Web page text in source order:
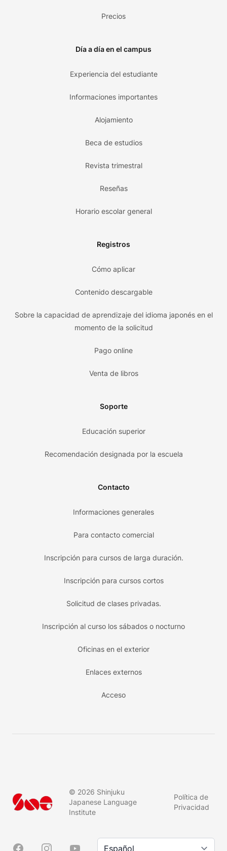
Precios
Día a día en el campus
Experiencia del estudiante
Informaciones importantes
Alojamiento
Beca de estudios
Revista trimestral
Reseñas
Horario escolar general
Registros
Cómo aplicar
Contenido descargable
Sobre la capacidad de aprendizaje del idioma japonés en el
momento de la solicitud
Pago online
Venta de libros
Soporte
Educación superior
Recomendación designada por la escuela
Contacto
Informaciones generales
Para contacto comercial
Inscripción para cursos de larga duración.
Inscripción para cursos cortos
Solicitud de clases privadas.
Inscripción al curso los sábados o nocturno
Oficinas en el exterior
Enlaces externos
Acceso
© 2026 Shinjuku
Japanese Language
Institute
Política de
Privacidad
FacebookInstagramYouTubeIdioma / 言語